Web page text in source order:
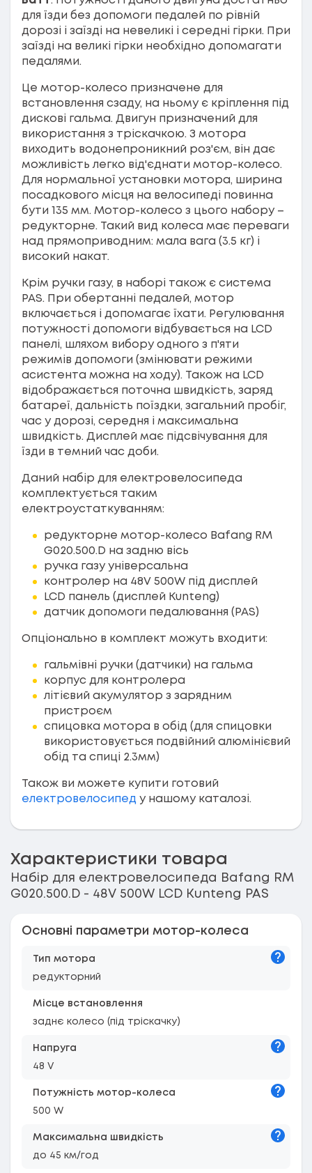
для їзди без допомоги педалей по рівній
дорозі і заїзді на невеликі і середні гірки. При
заїзді на великі гірки необхідно допомагати
педалями.
Це мотор-колесо призначене для
встановлення сзаду, на ньому є кріплення під
дискові гальма. Двигун призначений для
використання з тріскачкою. З мотора
виходить водонепроникний роз'єм, він дає
можливість легко від'єднати мотор-колесо.
Для нормальної установки мотора, ширина
посадкового місця на велосипеді повинна
бути 135 мм. Мотор-колесо з цього набору –
редукторне. Такий вид колеса має переваги
над прямоприводним: мала вага (3.5 кг) і
високий накат.
Крім ручки газу, в наборі також є система
PAS. При обертанні педалей, мотор
включається і допомагає їхати. Регулювання
потужності допомоги відбувається на LCD
панелі, шляхом вибору одного з п'яти
режимів допомоги (змінювати режими
асистента можна на ходу). Також на LCD
відображається поточна швидкість, заряд
батареї, дальність поїздки, загальний пробіг,
час у дорозі, середня і максимальна
швидкість. Дисплей має підсвічування для
їзди в темний час доби.
Даний набір для електровелосипеда
комплектується таким
електроустаткуванням:
редукторне мотор-колесо Bafang RM
G020.500.D на задню вісь
ручка газу універсальна
контролер на 48V 500W під дисплей
LCD панель (дисплей Kunteng)
датчик допомоги педалювання (PAS)
Опціонально в комплект можуть входити:
гальмівні ручки (датчики) на гальма
корпус для контролера
літієвий акумулятор з зарядним
пристроєм
спицовка мотора в обід (для спицовки
використовується подвійний алюмінієвий
обід та спиці 2.3мм)
Також ви можете купити готовий
електровелосипед у нашому каталозі.
Характеристики товара
Набір для електровелосипеда Bafang RM
G020.500.D - 48V 500W LCD Kunteng PAS
Основні параметри мотор-колеса
Тип мотора
редукторний
Місце встановлення
заднє колесо (під тріскачку)
Напруга
48 V
Потужність мотор-колеса
500 W
Максимальна швидкість
до 45 км/год